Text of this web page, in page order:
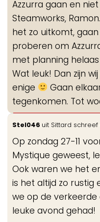
Azzurra gaan en
Steamworks,
het zo uitkomt,
proberen om
met planning
Wat leuk! Dan zijn
enige
Gaan
tegenkomen. Tot
Stel046 uit Sittard schreef
Op zondag 27-11
Mystique geweest,
Ook waren we het
is het altijd zo rustig
we op de verkeerde
leuke avond gehad!